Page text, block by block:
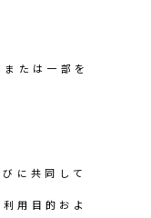
たは一部を
に共同して
用目的およ